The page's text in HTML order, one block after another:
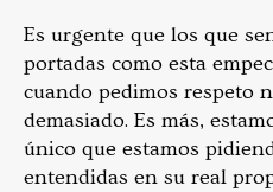
Es urgente que los que
portadas como esta
cuando pedimos respeto
demasiado. Es más,
único que estamos
entendidas en su real